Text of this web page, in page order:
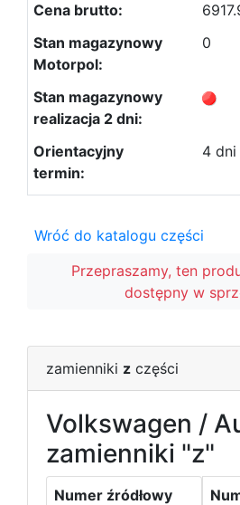
0
4 dni
Wróć do katalogu części
Przepraszamy, ten
dostępny w
zamienniki z części
Volkswagen /
zamienniki "z"
Numer źródłowy